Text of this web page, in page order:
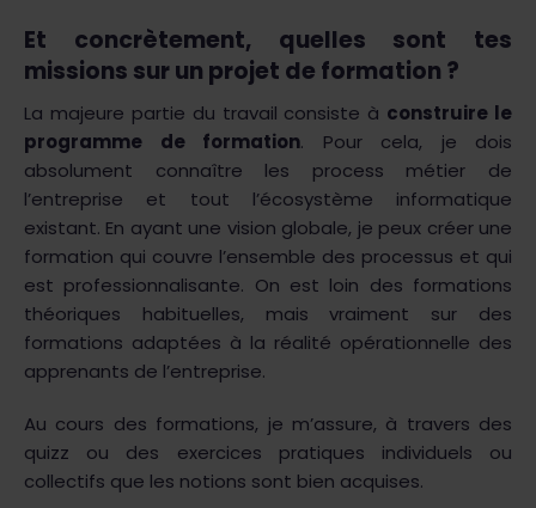
Et concrètement, quelles sont tes
missions sur un projet de formation ?
La majeure partie du travail consiste à construire le
programme de formation. Pour cela, je dois
absolument connaître les process métier de
l’entreprise et tout l’écosystème informatique
existant. En ayant une vision globale, je peux créer une
formation qui couvre l’ensemble des processus et qui
est professionnalisante. On est loin des formations
théoriques habituelles, mais vraiment sur des
formations adaptées à la réalité opérationnelle des
apprenants de l’entreprise.
Au cours des formations, je m’assure, à travers des
quizz ou des exercices pratiques individuels ou
collectifs que les notions sont bien acquises.